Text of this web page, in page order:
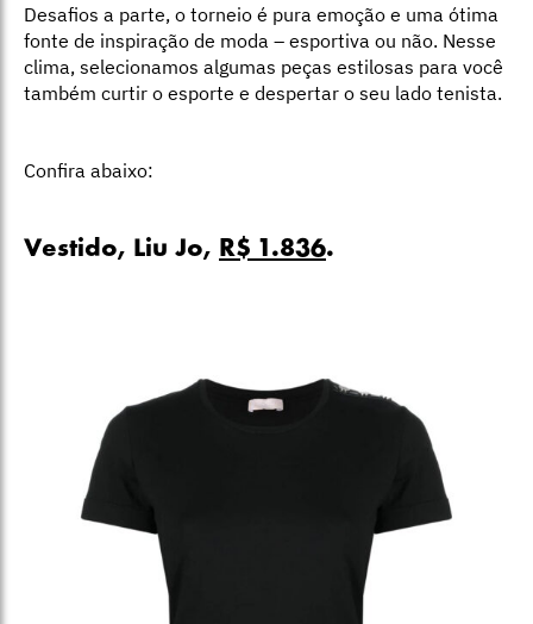
Desafios a parte, o torneio é pura emoção e uma ótima
fonte de inspiração de moda – esportiva ou não. Nesse
clima, selecionamos algumas peças estilosas para você
também curtir o esporte e despertar o seu lado tenista.
Confira abaixo:
Vestido, Liu Jo, R$ 1.836.